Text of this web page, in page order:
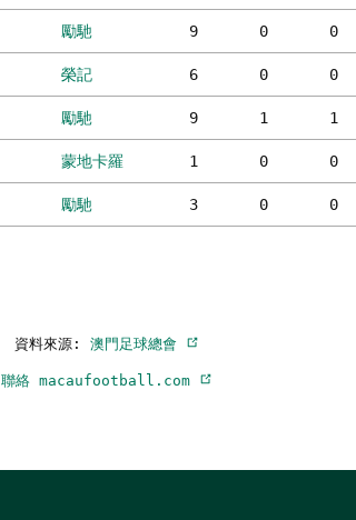
勵馳 9 0 0
榮記 6 0 0
勵馳 9 1 1
蒙地卡羅 1 0 0
勵馳 3 0 0
資料來源: 澳門足球總會
聯絡 macaufootball.com